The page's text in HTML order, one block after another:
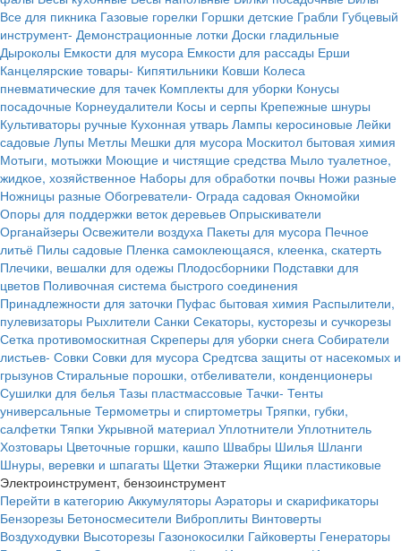
Все для пикника Газовые горелки Горшки детские Грабли Губцевый
инструмент- Демонстрационные лотки Доски гладильные
Дыроколы Емкости для мусора Емкости для рассады Ерши
Канцелярские товары- Кипятильники Ковши Колеса
пневматические для тачек Комплекты для уборки Конусы
посадочные Корнеудалители Косы и серпы Крепежные шнуры
Культиваторы ручные Кухонная утварь Лампы керосиновые Лейки
садовые Лупы Метлы Мешки для мусора Москитол бытовая химия
Мотыги, мотыжки Моющие и чистящие средства Мыло туалетное,
жидкое, хозяйственное Наборы для обработки почвы Ножи разные
Ножницы разные Обогреватели- Ограда садовая Окномойки
Опоры для поддержки веток деревьев Опрыскиватели
Органайзеры Освежители воздуха Пакеты для мусора Печное
литьё Пилы садовые Пленка самоклеющаяся, клеенка, скатерть
Плечики, вешалки для одежы Плодосборники Подставки для
цветов Поливочная система быстрого соединения
Принадлежности для заточки Пуфас бытовая химия Распылители,
пулевизаторы Рыхлители Санки Секаторы, кусторезы и сучкорезы
Сетка противомоскитная Скреперы для уборки снега Собиратели
листьев- Совки Совки для мусора Средтсва защиты от насекомых и
грызунов Стиральные порошки, отбеливатели, конденционеры
Сушилки для белья Тазы пластмассовые Тачки- Тенты
универсальные Термометры и спиртометры Тряпки, губки,
салфетки Тяпки Укрывной материал Уплотнители Уплотнитель
Хозтовары Цветочные горшки, кашпо Швабры Шилья Шланги
Шнуры, веревки и шпагаты Щетки Этажерки Ящики пластиковые
Электроинструмент, бензоинструмент
Перейти в категорию Аккумуляторы Аэраторы и скарификаторы
Бензорезы Бетоносмесители Виброплиты Винтоверты
Воздуходувки Высоторезы Газонокосилки Гайковерты Генераторы